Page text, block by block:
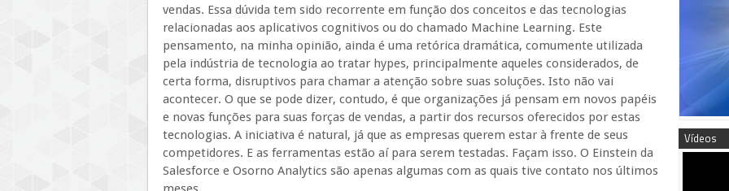
vendas. Essa dúvida tem sido recorrente em função dos conceitos e das tecnologias
relacionadas aos aplicativos cognitivos ou do chamado Machine Learning. Este
pensamento, na minha opinião, ainda é uma retórica dramática, comumente utilizada
pela indústria de tecnologia ao tratar hypes, principalmente aqueles considerados, de
certa forma, disruptivos para chamar a atenção sobre suas soluções. Isto não vai
acontecer. O que se pode dizer, contudo, é que organizações já pensam em novos papéis
e novas funções para suas forças de vendas, a partir dos recursos oferecidos por estas
tecnologias. A iniciativa é natural, já que as empresas querem estar à frente de seus
competidores. E as ferramentas estão aí para serem testadas. Façam isso. O Einstein da
Salesforce e Osorno Analytics são apenas algumas com as quais tive contato nos últimos
Vídeos